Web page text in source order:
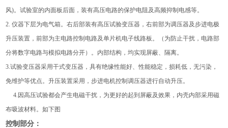
风)。试验室的内面板后面，装有高压电路的保护电阻及高频抑制电感等。
2. 仪器下层为电气箱。右后部装有高压试验变压器，右前部为调压器及步进电极
升压装置，前部为主电路控制电路及单片机电子线路板。（为防止干扰，电路部
分将数字电路与模拟电路分开）。内部结构，均实现屏蔽、隔离。
3.试验变压器采用干式变压器，具有绝缘性能好、性能稳定，损耗低，无污染，
免维护等优点。升压装置采用，步进电机控制调压器进行自动升压。
4. 因高压试验都会产生电磁干扰，为更好的起到屏蔽及效果，内壳内部采用磁
布吸波材料。如下图
控制部分：